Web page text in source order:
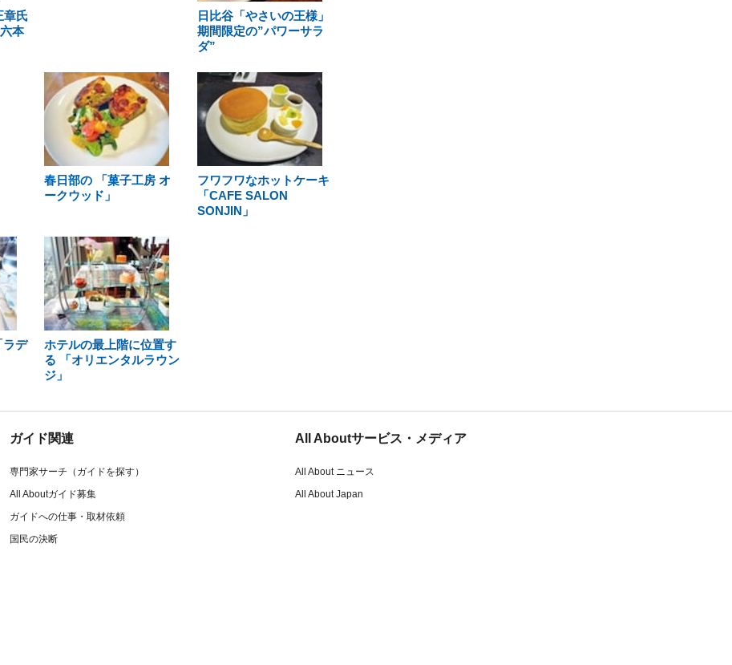
章氏
本
日比谷「やさいの王様」
期間限定の”パワーサラ
ダ”
春日部の 「菓子工房 オ
ークウッド」
フワフワなホットケーキ
「CAFE SALON
SONJIN」
ラデ
ホテルの最上階に位置す
る 「オリエンタルラウン
ジ」
ガイド関連
専門家サーチ（ガイドを探す）
All Aboutガイド募集
ガイドへの仕事・取材依頼
国民の決断
All Aboutサービス・メディア
All About ニュース
All About Japan